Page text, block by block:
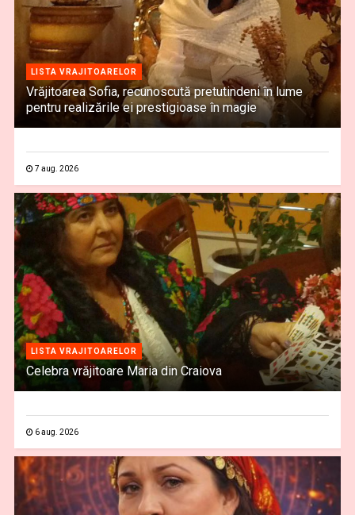
LISTA VRAJITOARELOR
Vrăjitoarea Sofia, recunoscută pretutindeni în lume
pentru realizările ei prestigioase în magie
7 aug. 2026
LISTA VRAJITOARELOR
Celebra vrăjitoare Maria din Craiova
6 aug. 2026